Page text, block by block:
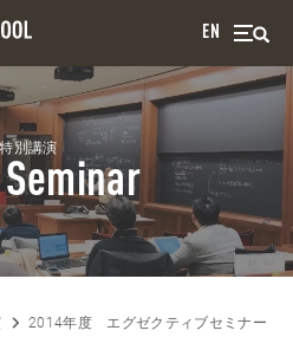
EN
特別講演
Seminar
2014年度 エグゼクティブセミナー